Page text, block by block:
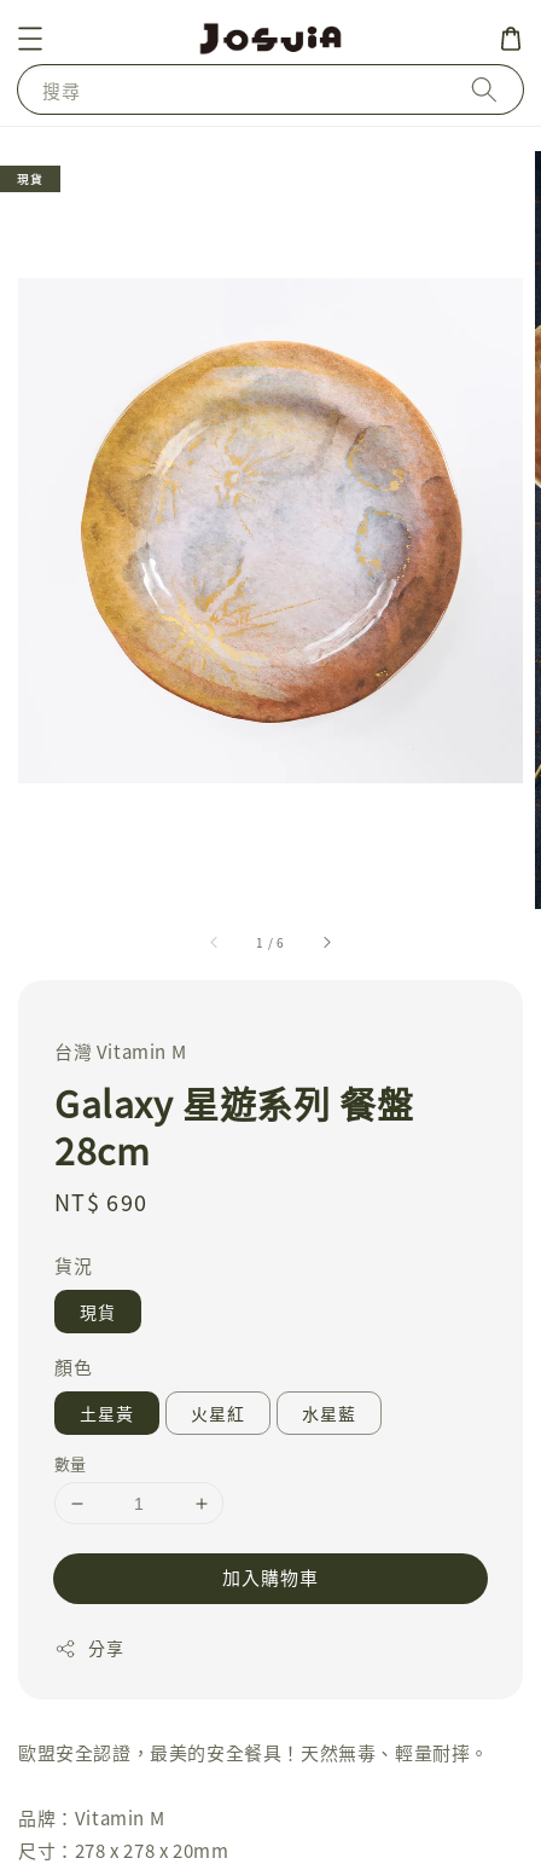
搜尋
1 /6
現貨
台灣 Vitamin M
Galaxy 星遊系列 餐盤
28cm
Regular
NT$ 690
貨況
現貨
顏色
土星黃 火星紅 水星藍
數量
加入購物車
分享
歐盟安全認證，最美的安全餐具！天然無毒、輕量耐摔。
品牌：Vitamin M
尺寸：278 x 278 x 20mm